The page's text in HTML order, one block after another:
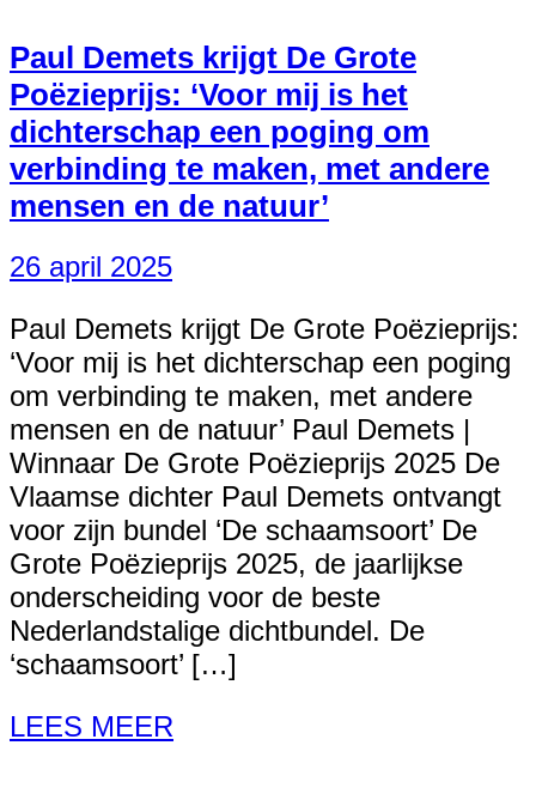
Paul Demets krijgt De Grote
Poëzieprijs: ‘Voor mij is het
dichterschap een poging om
verbinding te maken, met andere
mensen en de natuur’
26 april 2025
Paul Demets krijgt De Grote Poëzieprijs:
‘Voor mij is het dichterschap een poging
om verbinding te maken, met andere
mensen en de natuur’ Paul Demets |
Winnaar De Grote Poëzieprijs 2025 De
Vlaamse dichter Paul Demets ontvangt
voor zijn bundel ‘De schaamsoort’ De
Grote Poëzieprijs 2025, de jaarlijkse
onderscheiding voor de beste
Nederlandstalige dichtbundel. De
‘schaamsoort’ […]
LEES MEER